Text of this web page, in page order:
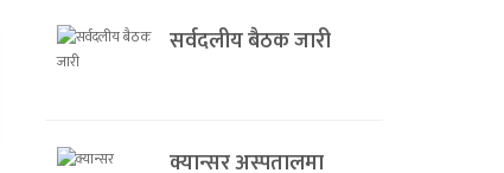
सर्वदलीय बैठक जारी
क्यान्सर अस्पतालमा